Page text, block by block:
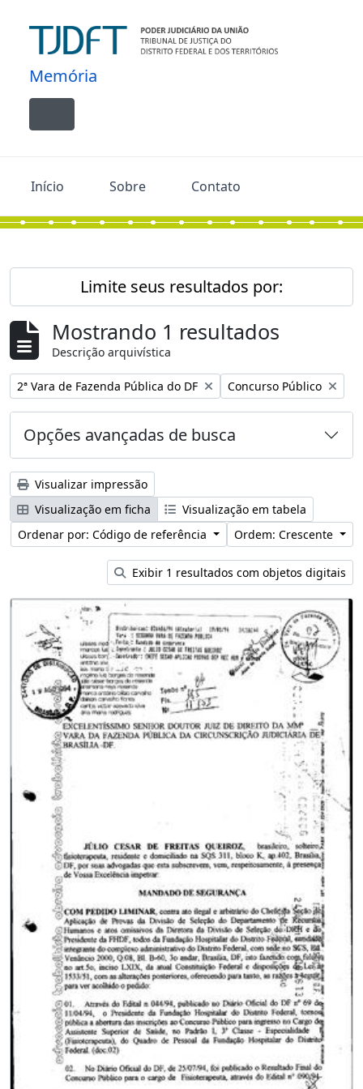
Memória
Toggle navigation
Início Sobre Contato
Limite seus resultados por:
Mostrando 1 resultados
Descrição arquivística
Remover filtro:
2ª Vara de Fazenda Pública do DF Remover filtro:
Concurso Público
Opções avançadas de busca
Visualizar impressão
Visualização em ficha
Visualização em tabela
Ordenar por: Código de referência
Ordem: Crescente
Exibir 1 resultados com objetos digitais